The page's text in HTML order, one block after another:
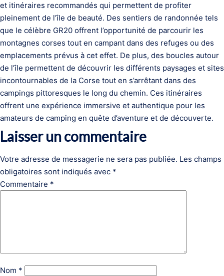
et itinéraires recommandés qui permettent de profiter
pleinement de l’île de beauté. Des sentiers de randonnée tels
que le célèbre GR20 offrent l’opportunité de parcourir les
montagnes corses tout en campant dans des refuges ou des
emplacements prévus à cet effet. De plus, des boucles autour
de l’île permettent de découvrir les différents paysages et sites
incontournables de la Corse tout en s’arrêtant dans des
campings pittoresques le long du chemin. Ces itinéraires
offrent une expérience immersive et authentique pour les
amateurs de camping en quête d’aventure et de découverte.
Laisser un commentaire
Votre adresse de messagerie ne sera pas publiée. Les champs
obligatoires sont indiqués avec *
Commentaire *
Nom *